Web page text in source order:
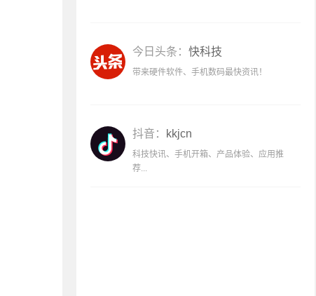
今日头条： 快科技
带来硬件软件、手机数码最快资讯！
抖音： kkjcn
科技快讯、手机开箱、产品体验、应用推
荐...